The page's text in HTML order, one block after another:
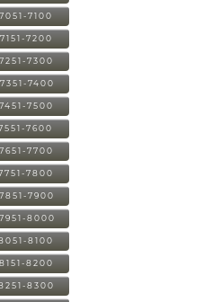
7100
7200
7300
7400
7500
7600
7700
7800
7900
8000
8100
8200
8300